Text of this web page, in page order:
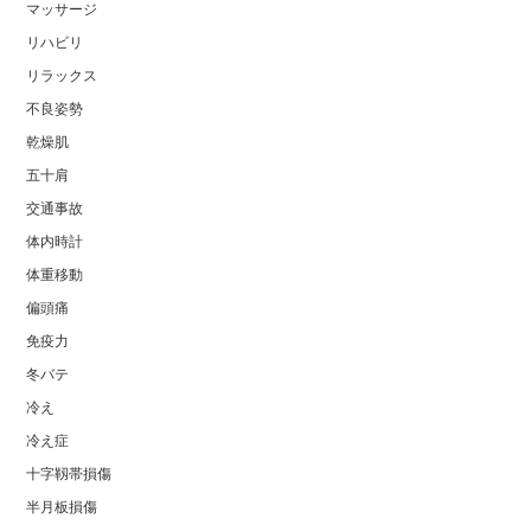
マッサージ
リハビリ
リラックス
不良姿勢
乾燥肌
五十肩
交通事故
体内時計
体重移動
偏頭痛
免疫力
冬バテ
冷え
冷え症
十字靱帯損傷
半月板損傷